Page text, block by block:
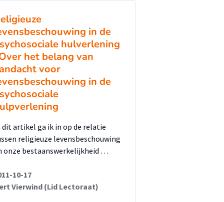
in de
hulverlening
het belang van
voor
in de
dit artikel ga ik in op de relatie
religieuze levensbeschouwing
onze bestaanswerkelijkheid …
10-17
Vierwind (Lid Lectoraat)